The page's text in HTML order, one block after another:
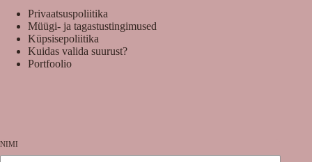
Privaatsuspoliitika
Müügi- ja tagastustingimused
Küpsisepoliitika
Kuidas valida suurust?
Portfoolio
NIMI